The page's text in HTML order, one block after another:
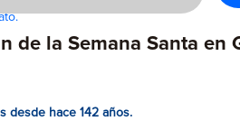
de la Semana Santa en
desde hace 142 años.